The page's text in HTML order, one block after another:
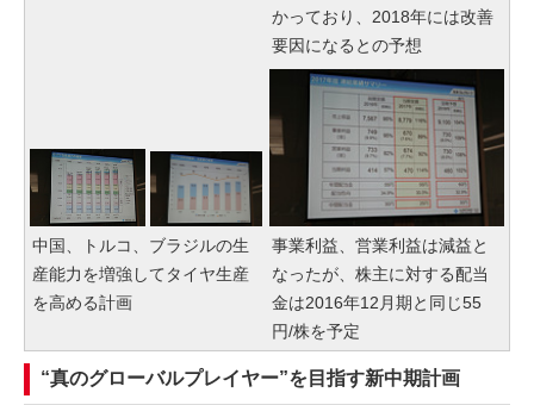
かっており、2018年には改善
要因になるとの予想
中国、トルコ、ブラジルの生
産能力を増強してタイヤ生産
を高める計画
事業利益、営業利益は減益と
なったが、株主に対する配当
金は2016年12月期と同じ55
円/株を予定
“真のグローバルプレイヤー”を目指す新中期計画